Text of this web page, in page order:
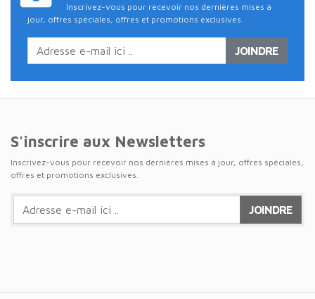
Inscrivez-vous pour recevoir nos dernières mises à
jour, offres spéciales, offres et promotions exclusives.
JOINDRE
S'inscrire aux Newsletters
Inscrivez-vous pour recevoir nos dernières mises à jour, offres spéciales,
offres et promotions exclusives.
JOINDRE